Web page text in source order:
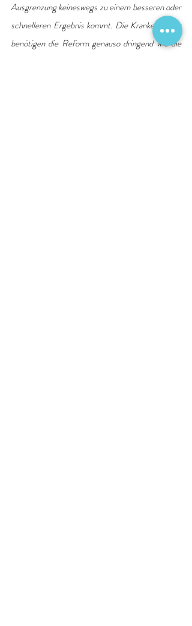
Ausgrenzung keineswegs zu einem besseren oder
schnelleren Ergebnis kommt. Die Krankenhäuser
benötigen die Reform genauso dringend wie die